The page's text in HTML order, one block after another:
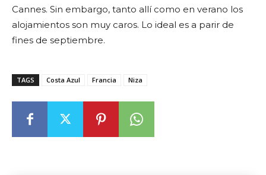
Cannes. Sin embargo, tanto allí como en verano los
alojamientos son muy caros. Lo ideal es a parir de
fines de septiembre.
TAGS Costa Azul Francia Niza